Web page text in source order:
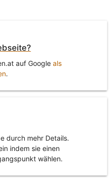
auf Google als
.
durch mehr Details.
indem sie einen
wählen.